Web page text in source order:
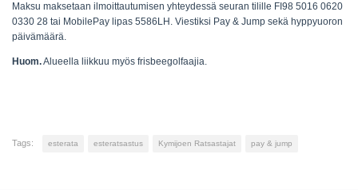
Maksu maksetaan ilmoittautumisen yhteydessä seuran tilille FI98 5016 0620
0330 28 tai MobilePay lipas 5586LH. Viestiksi Pay & Jump sekä hyppyuoron
päivämäärä.
Huom.Alueella liikkuu myös frisbeegolfaajia.
Tags: esterata esteratsastus Kymijoen Ratsastajat pay & jump